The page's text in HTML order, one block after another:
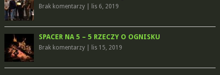
Brak komentarzy| lis 6, 2019
SPACER NA 5 – 5 RZECZY O OGNISKU
Brak komentarzy| lis 15, 2019